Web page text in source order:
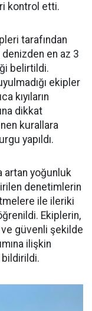
kontrol etti.
tarafından
denizden en az 3
belirtildi.
ekipler
kıyıların
dikkat
kurallara
yapıldı.
artan yoğunluk
denetimlerin
ile ileriki
Ekiplerin,
ve güvenli şekilde
ilişkin